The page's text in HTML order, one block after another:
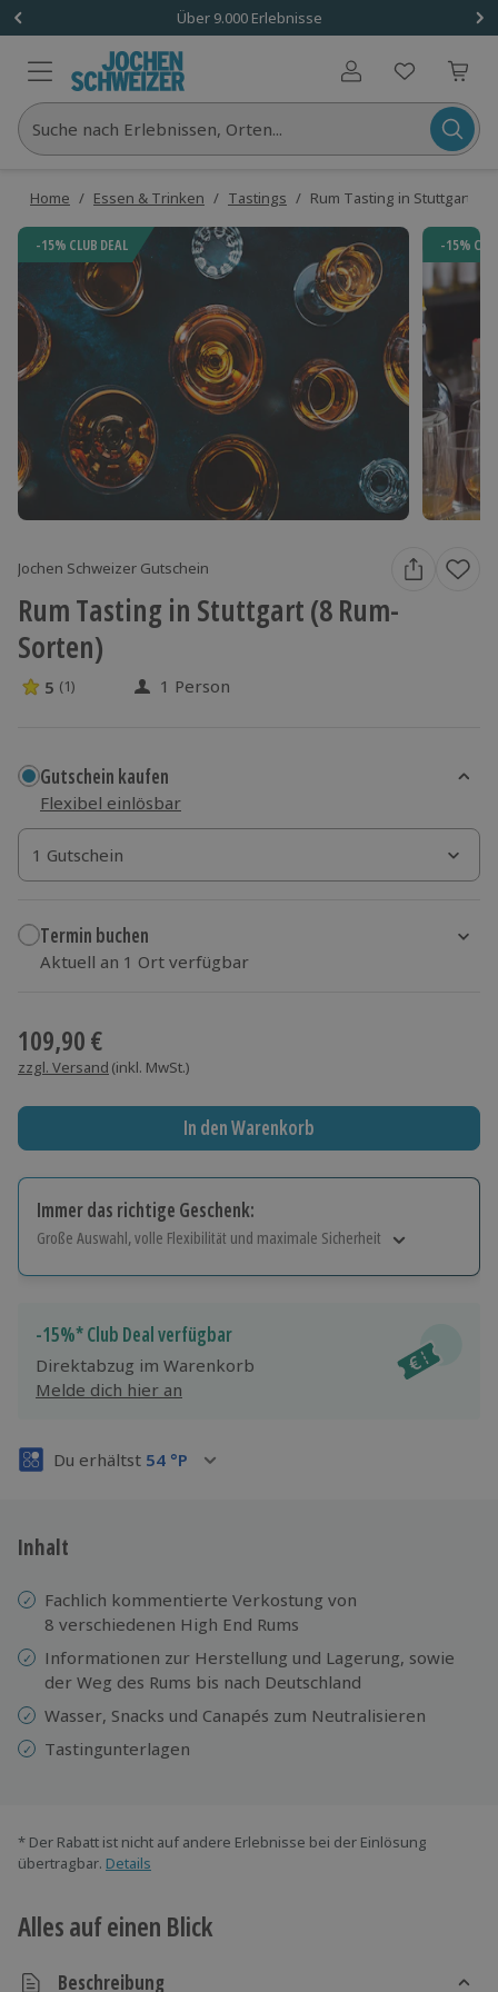
Über 9.000 Erlebnisse
Benutzerkonto
Suche nach Erlebnissen, Orten...
Home / Essen & Trinken / Tastings / Rum Tasting in Stuttgart (8
-15% CLUB DEAL -15%
Jochen Schweizer Gutschein
Rum Tasting in Stuttgart (8 Rum-
Sorten)
5 Sterne von 5 aus 1 Bewertungen
5 (1) 1 Person
Gutschein kaufen
Flexibel einlösbar
1 Gutschein
1 Gutschein
1 Gutschein
Termin buchen
Aktuell an 1 Ort verfügbar
109,90 €
zzgl. Versand (inkl. MwSt.)
In den Warenkorb
Immer das richtige Geschenk:
Große Auswahl, volle Flexibilität und maximale Sicherheit
Jeder Gutschein für alle Erlebnisse einlösbar.
Maximale Sicherheit
3 Jahre gültig & verlängerbar.
-15%* Club Deal verfügbar
Direktabzug im Warenkorb
Melde dich hier an
Du erhältst 54 °P
Inhalt
Fachlich kommentierte Verkostung von
8 verschiedenen High End Rums
Informationen zur Herstellung und Lagerung, sowie
der Weg des Rums bis nach Deutschland
Wasser, Snacks und Canapés zum Neutralisieren
Tastingunterlagen
* Der Rabatt ist nicht auf andere Erlebnisse bei der Einlösung
übertragbar. Details
Alles auf einen Blick
Beschreibung